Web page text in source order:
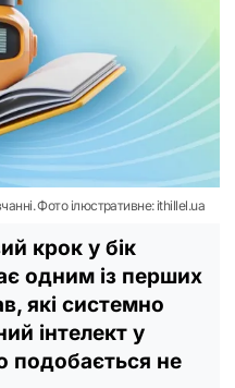
Фото ілюстративне: ithillel.ua
крок у бік
одним із перших
які системно
інтелект у
подобається не